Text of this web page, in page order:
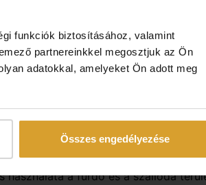
funkciók biztosításához, valamint
partnereinkkel megosztjuk az Ön
adatokkal, amelyeket Ön adott meg
Összes engedélyezése
alatt): gyermek- és felnőtt
használata (nyitvatartási
valamint sószoba
22:00-ig)
az orosz szaunában
használata a fürdő és a szálloda